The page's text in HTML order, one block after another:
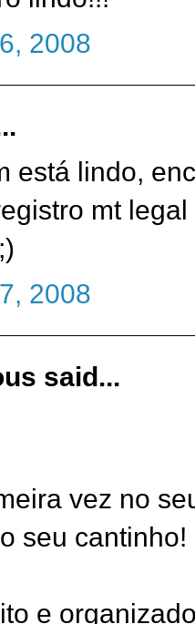
2008
está lindo,
mt
2008
said...
vez no
seu cantinho!
e